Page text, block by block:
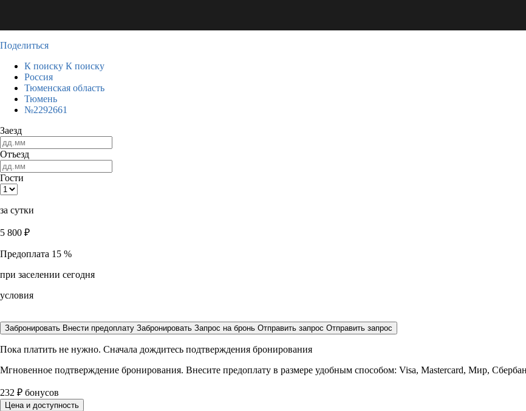
Поделиться
К поиску К поиску
Россия
Тюменская область
Тюмень
№2292661
Заезд
Отъезд
Гости
за сутки
5 800 ₽
Предоплата 15 %
при заселении сегодня
условия
Забронировать Внести предоплату Забронировать Запрос на бронь Отправить запрос Отправить запрос
Пока платить не нужно. Сначала дождитесь подтверждения бронирования
Мгновенное подтверждение бронирования. Внесите предоплату в размере удобным способом: Visa, Mastercard, Мир,
232 ₽ бонусов
Цена и доступность